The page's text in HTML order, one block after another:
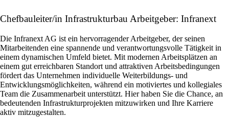
Chefbauleiter/in Infrastrukturbau Arbeitgeber: Infranext
Die Infranext AG ist ein hervorragender Arbeitgeber, der seinen
Mitarbeitenden eine spannende und verantwortungsvolle Tätigkeit in
einem dynamischen Umfeld bietet. Mit modernen Arbeitsplätzen an
einem gut erreichbaren Standort und attraktiven Arbeitsbedingungen
fördert das Unternehmen individuelle Weiterbildungs- und
Entwicklungsmöglichkeiten, während ein motiviertes und kollegiales
Team die Zusammenarbeit unterstützt. Hier haben Sie die Chance, an
bedeutenden Infrastrukturprojekten mitzuwirken und Ihre Karriere
aktiv mitzugestalten.